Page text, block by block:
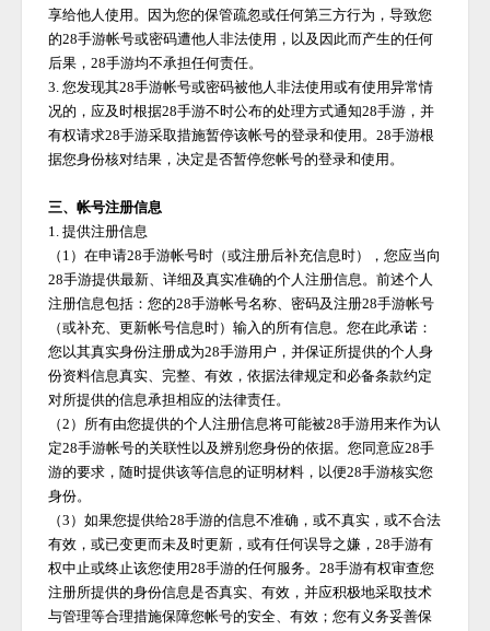
享给他人使用。因为您的保管疏忽或任何第三方行为，导致您
的28手游帐号或密码遭他人非法使用，以及因此而产生的任何
后果，28手游均不承担任何责任。
3. 您发现其28手游帐号或密码被他人非法使用或有使用异常情
况的，应及时根据28手游不时公布的处理方式通知28手游 ，并
有权请求28手游采取措施暂停该帐号的登录和使用。28手游根
据您身份核对结果，决定是否暂停您帐号的登录和使用。
三、帐号注册信息
1. 提供注册信息
（ 1）在申请28手游帐号时（或注册后补充信息时），您应当向
28手游提供最新、详细及真实准确的个人注册信息。前述个人
注册信息包括：您的28手游帐号名称、密码及注册28手游帐号
（或补充、更新帐号信息时）输入的所有信息。您在此承诺：
您以其真实身份注册成为28手游用户，并保证所提供的个人身
份资料信息真实、完整、有效，依据法律规定和必备条款约定
对所提供的信息承担相应的法律责任。
（2）所有由您提供的个人注册信息将可能被28手游用来作为认
定28手游帐号的关联性以及辨别您身份的依据。您同意应28手
游的要求，随时提供该等信息的证明材料，以便28手游核实您
身份。
（3）如果您提供给28手游的信息不准确，或不真实，或不合法
有效，或已变更而未及时更新，或有任何误导之嫌，28手游有
权中止或终止该您使用28手游的任何服务。28手游有权审查您
注册所提供的身份信息是否真实、有效，并应积极地采取技术
与管理等合理措施保障您帐号的安全、有效；您有义务妥善保